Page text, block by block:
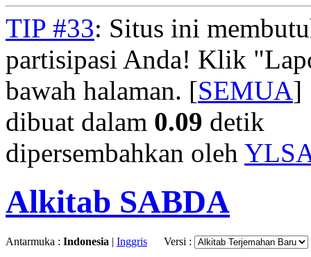
TIP #33: Situs ini
partisipasi Anda! Klik
bawah halaman. [SEMUA]
dibuat dalam 0.09 detik
dipersembahkan oleh
Alkitab SABDA
Antarmuka : Indonesia | Inggris Versi :